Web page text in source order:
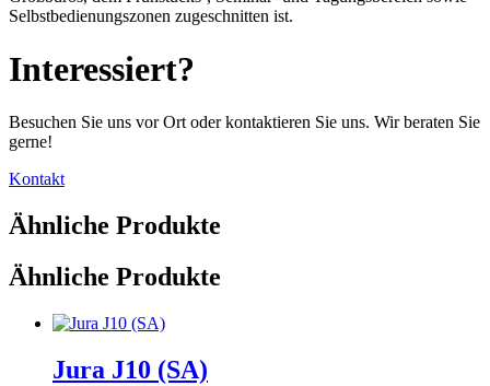
Selbstbedienungszonen zugeschnitten ist.
Interessiert?
Besuchen Sie uns vor Ort oder kontaktieren Sie uns. Wir beraten Sie
gerne!
Kontakt
Ähnliche Produkte
Ähnliche Produkte
Jura J10 (SA)